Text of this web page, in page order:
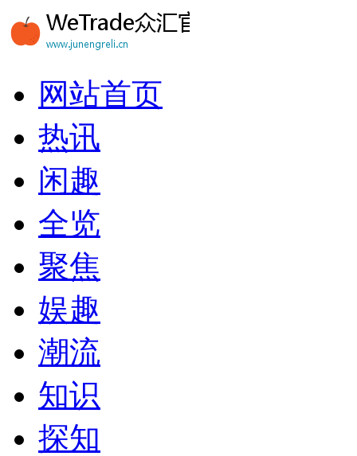
网站首页
热讯
闲趣
全览
聚焦
娱趣
潮流
知识
探知